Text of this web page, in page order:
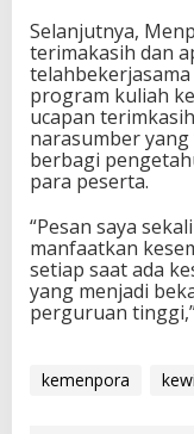
Selanjutnya,
terimakasih dan
program kuliah
ucapan
narasumber
berbagi
para peserta.
“Pesan saya
manfaatkan
setiap saat ada
yang menjadi
perguruan
kemenpora